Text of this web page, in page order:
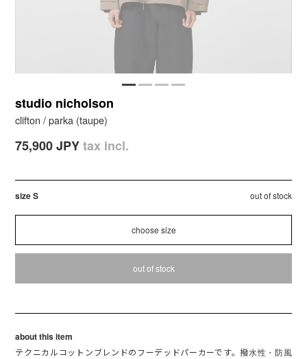
studio nicholson
clifton / parka (taupe)
75,900 JPYtax incl.
size S out of stock
out of stock
about this item
テクニカルコットンブレンドのフーデッドパーカーです。撥水性・防風